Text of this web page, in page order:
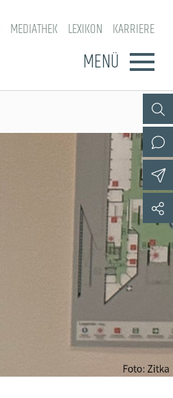
MEDIATHEK LEXIKON KARRIERE
MENÜ